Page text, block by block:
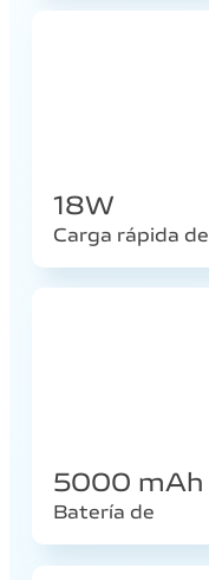
18W
Carga rápida de
5000 mAh
Batería de